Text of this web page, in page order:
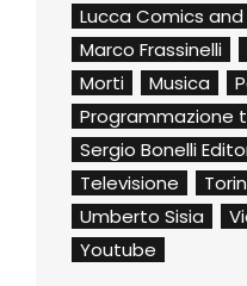
Lucca Comics
Marco Frassinelli
Morti
Musica
Programmazione
Sergio Bonelli
Televisione
Umberto Sisia
Youtube